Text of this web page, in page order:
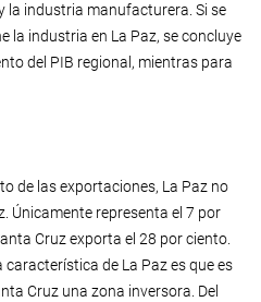
la industria manufacturera. Si se
la industria en La Paz, se concluye
del PIB regional, mientras para
de las exportaciones, La Paz no
Únicamente representa el 7 por
Cruz exporta el 28 por ciento.
de La Paz es que es
Cruz una zona inversora. Del